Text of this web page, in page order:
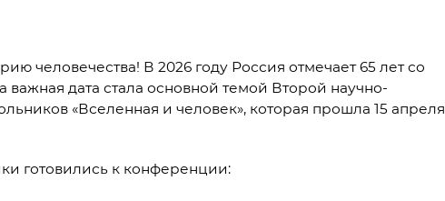
человечества! В 2026 году Россия отмечает 65 лет со
важная дата стала основной темой Второй научно-
«Вселенная и человек», которая прошла 15 апреля
готовились к конференции: